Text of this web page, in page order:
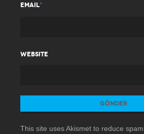
EMAIL*
WEBSITE
This site uses Akismet to reduce spam.